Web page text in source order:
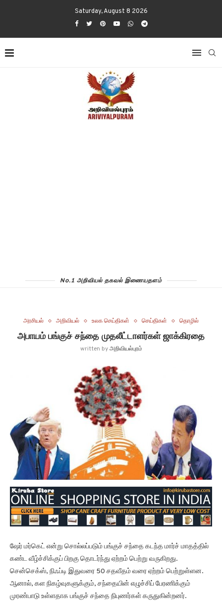
Saturday, August 8 2026
No.1 அறிவியல் தகவல் இணையதளம்
அரசியல் அறிவியல் உலக செய்திகள் செய்திகள் தொழில்
அபாயம் பங்குச் சந்தை முதலீட்டாளர்கள் ஜாக்கிரதை
written byஅறிவியல்புரம்
ஷேர் மர்கெட் என்று சொல்லப்படும் பங்குச் சந்தை கடந்த மார்ச் மாதத்தில்
கண்ட வீழ்ச்சிக்குப் பிறகு தொடர்ந்து ஏற்றம் பெற்று வருகிறது.
சென்செக்ஸ், நிஃப்டி இதுவரை 50 சதவீதம் வரை ஏற்றம் பெற்றுள்ளன.
ஆனால், கள நிகழ்வுகளுக்கும், சந்தையின் எழுச்சிப் பேரணிக்கும்
முரண்பாடு உள்ளதாக பங்குச் சந்தை நிபுணர்கள் கருதுகின்றனர்.